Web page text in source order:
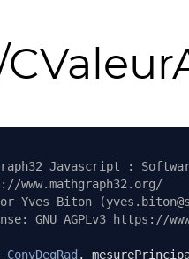
Javascript :
www.mathgraph32.org/
Yves Biton
GNU AGPLv3 https://
ConvDegRad ,